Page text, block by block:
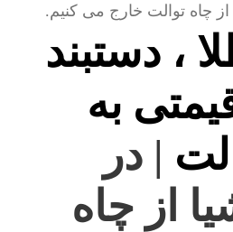
چاه توالت خارج می کنیم.
، دستبند
به
| در
از چاه